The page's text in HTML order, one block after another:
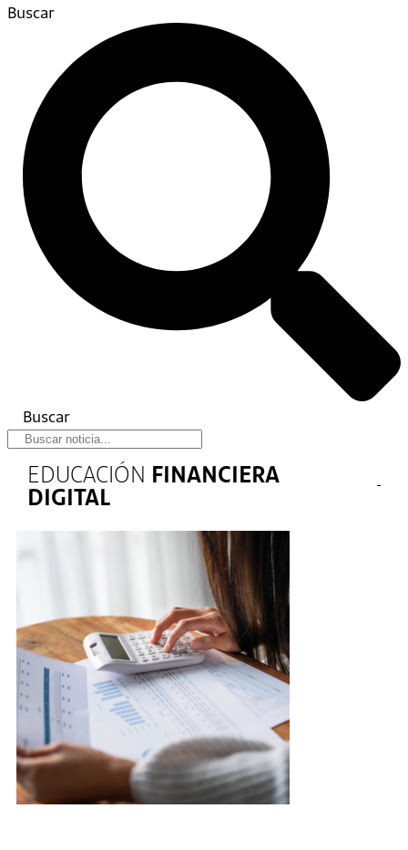
Buscar
Buscar
EDUCACIÓN FINANCIERA
DIGITAL